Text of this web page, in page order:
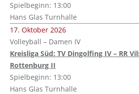
Spielbeginn: 13:00
Hans Glas Turnhalle
17. Oktober 2026
Volleyball – Damen IV
Kreisliga Süd: TV Dingolfing IV – RR
Rottenburg II
Spielbeginn: 13:00
Hans Glas Turnhalle